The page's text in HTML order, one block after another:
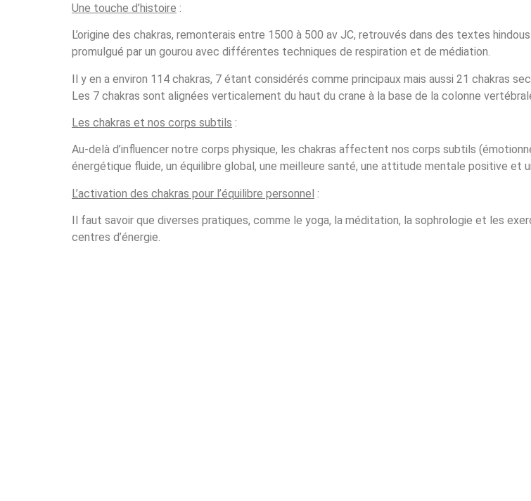
Une touche d’histoire :
L’origine des chakras, remonterais entre 1500 à 500 av JC, retrouvés dans des textes
promulgué par un gourou avec différentes techniques de respiration et de médiation.
Il y en a environ 114 chakras, 7 étant considérés comme principaux mais aussi 21 chakras
Les 7 chakras sont alignées verticalement du haut du crane à la base de la colonne
Les chakras et nos corps subtils :
Au-delà d’influencer notre corps physique, les chakras affectent nos corps subtils
énergétique fluide, un équilibre global, une meilleure santé, une attitude mentale positive et
L’activation des chakras pour l’équilibre personnel :
Il faut savoir que diverses pratiques, comme le yoga, la méditation, la sophrologie et les
centres d’énergie.